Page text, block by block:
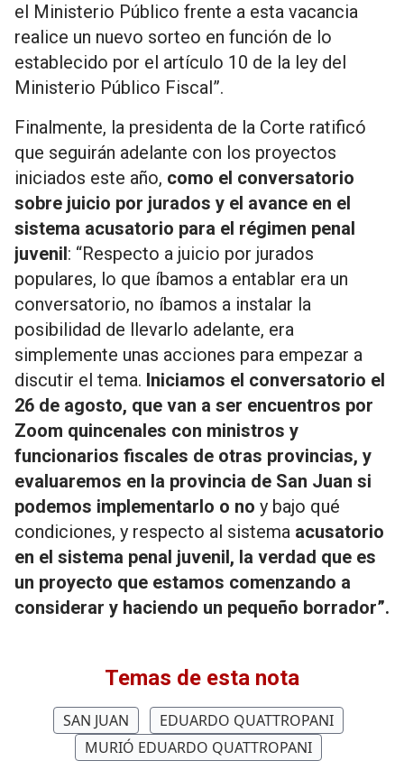
el Ministerio Público frente a esta vacancia
realice un nuevo sorteo en función de lo
establecido por el artículo 10 de la ley del
Ministerio Público Fiscal”.
Finalmente, la presidenta de la Corte ratificó
que seguirán adelante con los proyectos
iniciados este año, como el conversatorio
sobre juicio por jurados y el avance en el
sistema acusatorio para el régimen penal
juvenil: “Respecto a juicio por jurados
populares, lo que íbamos a entablar era un
conversatorio, no íbamos a instalar la
posibilidad de llevarlo adelante, era
simplemente unas acciones para empezar a
discutir el tema. Iniciamos el conversatorio el
26 de agosto, que van a ser encuentros por
Zoom quincenales con ministros y
funcionarios fiscales de otras provincias, y
evaluaremos en la provincia de San Juan si
podemos implementarlo o no y bajo qué
condiciones, y respecto al sistema acusatorio
en el sistema penal juvenil, la verdad que es
un proyecto que estamos comenzando a
considerar y haciendo un pequeño borrador”.
Temas de esta nota
SAN JUAN
EDUARDO QUATTROPANI
MURIÓ EDUARDO QUATTROPANI